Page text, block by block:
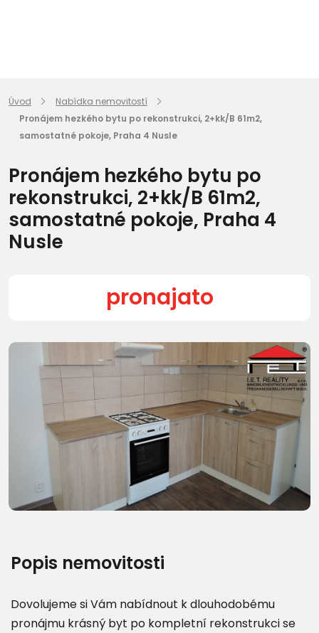
Úvod
Nabídka nemovitostí
Pronájem hezkého bytu po rekonstrukci, 2+kk/B 61m2,
samostatné pokoje, Praha 4 Nusle
Pronájem hezkého bytu po
rekonstrukci, 2+kk/B 61m2,
samostatné pokoje, Praha 4
Nusle
pronajato
Další fotografie (16)
Popis nemovitosti
Dovolujeme si Vám nabídnout k dlouhodobému
pronájmu krásný byt po kompletní rekonstrukci se